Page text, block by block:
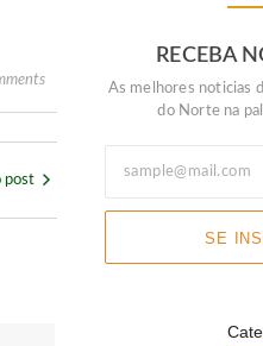
post
RECEBA
As melhores noticias
do Norte na
SE